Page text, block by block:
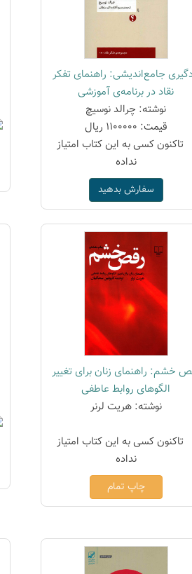
جامع‌اندیشی: راهنمای تفکر
نقاد در برنامه‌ی آموزشی
نوشته: چرالد نوسیچ
قیمت: 1100000 ریال
سفارش بدهید
خشم: راهنمای زنان برای تغییر
الگوهای روابط عاطفی
نوشته: هریت لرنر
چاپ تمام